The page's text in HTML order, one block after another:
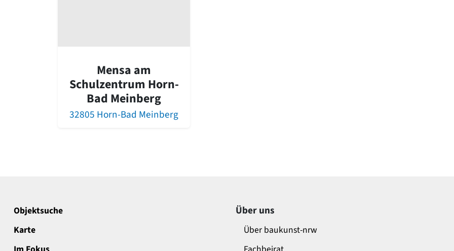
Mensa am
Schulzentrum Horn-
Bad Meinberg
32805 Horn-Bad Meinberg
Objektsuche
Karte
Über uns
Über baukunst-nrw